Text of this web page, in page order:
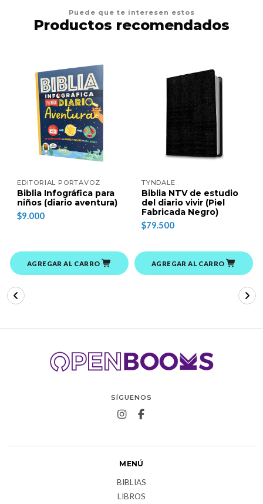
Puede que te interesen estos
Productos recomendados
EDITORIAL PORTAVOZ
Biblia Infográfica para
niños (diario aventura)
$9.000
AGREGAR AL CARRO
TYNDALE
Biblia NTV de estudio
del diario vivir (Piel
Fabricada Negro)
$79.500
AGREGAR AL CARRO
SÍGUENOS
MENÚ
BIBLIAS
LIBROS